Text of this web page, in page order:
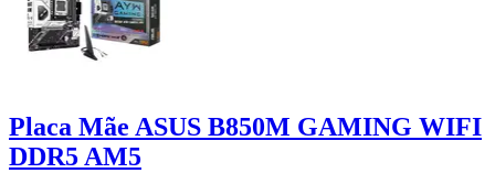
Placa Mãe ASUS B850M GAMING WIFI
DDR5 AM5